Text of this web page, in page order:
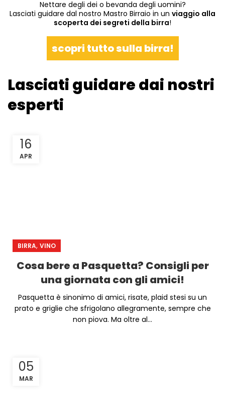
Nettare degli dei o bevanda degli uomini?
Lasciati guidare dal nostro Mastro Birraio in un viaggio alla
scoperta dei segreti della birra!
scopri tutto sulla birra!
Lasciati guidare dai nostri
esperti
16
APR
BIRRA, VINO
Cosa bere a Pasquetta? Consigli per
una giornata con gli amici!
Pasquetta è sinonimo di amici, risate, plaid stesi su un
prato e griglie che sfrigolano allegramente, sempre che
non piova. Ma oltre al...
05
MAR